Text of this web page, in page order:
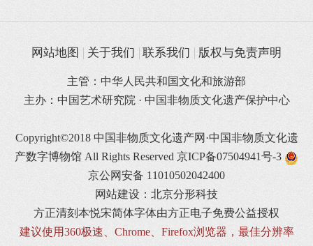
网站地图 关于我们 联系我们 版权与免责声明
主管：中华人民共和国文化和旅游部
主办：中国艺术研究院 · 中国非物质文化遗产保护中心
Copyright©2018 中国非物质文化遗产网·中国非物质文化遗
产数字博物馆 All Rights Reserved 京ICP备07504941号-3
京公网安备 11010502042400
网站建设：北京分形科技
方正清刻本悦宋简体字体由方正电子免费公益授权
建议使用360极速、Chrome、Firefox浏览器，最佳分辨率